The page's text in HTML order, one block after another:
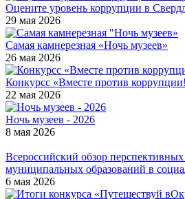
Оцените уровень коррупции в
29 мая 2026
Самая камнерезная «Ночь музеев»
26 мая 2026
Конкурсс «Вместе против
22 мая 2026
Ночь музеев - 2026
8 мая 2026
Всероссийский обзор
муниципальных образований в
6 мая 2026